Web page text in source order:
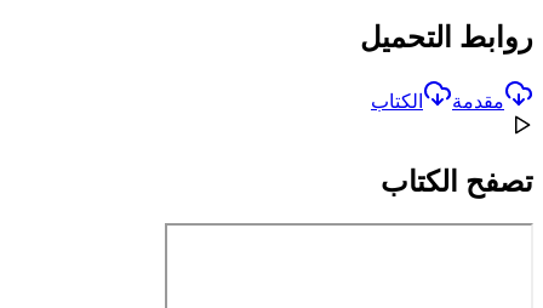
روابط التحميل
مقدمة الكتاب
تصفح الكتاب